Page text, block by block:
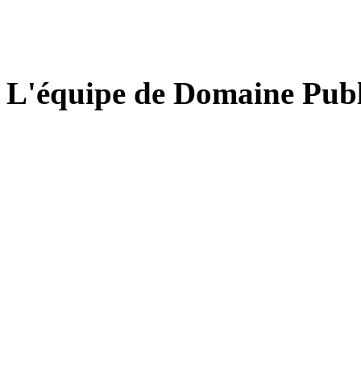
L'équipe de Domaine